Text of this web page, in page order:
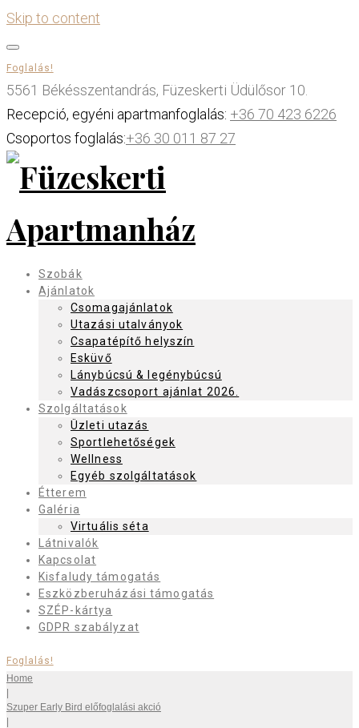
Skip to content
Foglalás!
5561 Békésszentandrás, Füzeskerti Üdülősor 10.
Recepció, egyéni apartmanfoglalás: +36 70 423 6226
Csoportos foglalás:+36 30 011 87 27
Szobák
Ajánlatok
Csomagajánlatok
Utazási utalványok
Csapatépítő helyszín
Esküvő
Lánybúcsú & legénybúcsú
Vadászcsoport ajánlat 2026.
Szolgáltatások
Üzleti utazás
Sportlehetőségek
Wellness
Egyéb szolgáltatások
Étterem
Galéria
Virtuális séta
Látnivalók
Kapcsolat
Kisfaludy támogatás
Eszközberuházási támogatás
SZÉP-kártya
GDPR szabályzat
Foglalás!
Home
Szuper Early Bird előfoglalási akció